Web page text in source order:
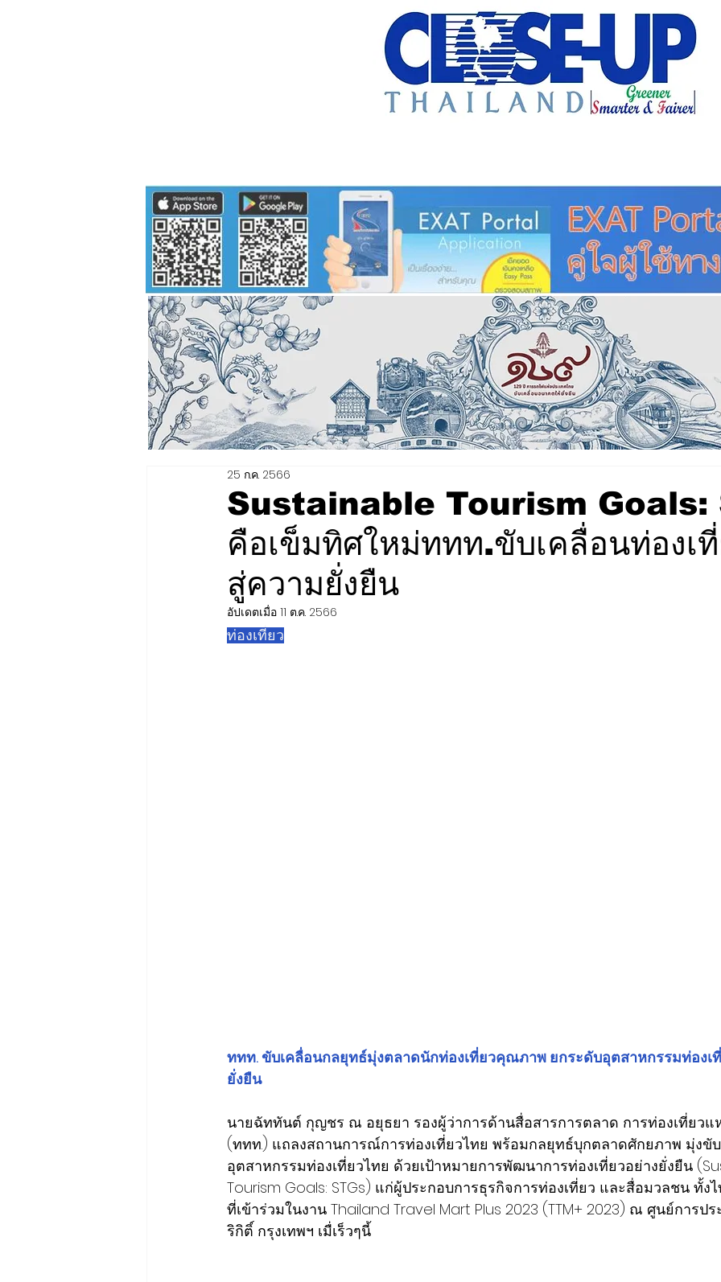
Sustainable Tourism Goals:
คือเข็มทิศใหม่ททท.ขับเคลื่อนท่องเ
สู่ความยั่งยืน
25 ก.ค. 2566
อัปเดตเมื่อ 11 ต.ค. 2566
ท่องเที่ยว
ททท. ขับเคลื่อนกลยุทธ์มุ่งตลาดนักท่องเที่ยวคุณภาพ ยกระดับอุตสาหกรรมท่องเ
ยั่งยืน
นายฉัททันต์ กุญชร ณ อยุธยา รองผู้ว่าการด้านสื่อสารการตลาด การท่องเที่ยวแ
(ททท.) แถลงสถานการณ์การท่องเที่ยวไทย พร้อมกลยุทธ์บุกตลาดศักยภาพ มุ่งขั
อุตสาหกรรมท่องเที่ยวไทย ด้วยเป้าหมายการพัฒนาการท่องเที่ยวอย่างยั่งยืน
Tourism Goals: STGs) แก่ผู้ประกอบการธุรกิจการท่องเที่ยว และสื่อมวลชน ทั้ง
ที่เข้าร่วมในงาน Thailand Travel Mart Plus 2023 (TTM+ 2023) ณ ศูนย์การป
ริกิติ์ กรุงเทพฯ เมื่เร็วๆนี้